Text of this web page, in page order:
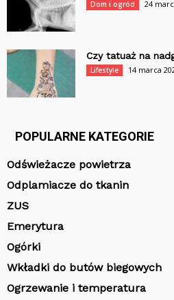
Dom i ogród 24
Czy tatuaż na
Lifestyle 14 marca
POPULARNE KATEGORIE
Odświeżacze powietrza
Odplamiacze do tkanin
ZUS
Emerytura
Ogórki
Wkładki do butów biegowych
Ogrzewanie i temperatura